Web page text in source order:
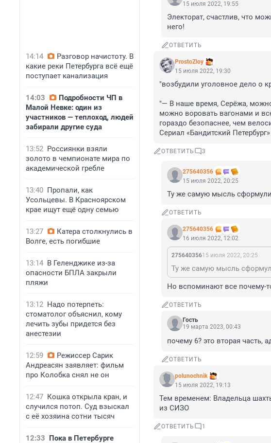
14:14
Разговор начистоту. В
какие реки Петербурга всё ещё
поступает канализация
14:03
Подробности ЧП в
Малой Невке: один из
участников — теплоход, людей
забирали другие суда
13:52 Россиянки взяли
золото в чемпионате мира по
академической гребле
13:40 Пропали, как
Усольцевы. В Красноярском
крае ищут ещё одну семью
13:27
Катера столкнулись в
Волге, есть погибшие
13:14 В Геленджике из-за
опасности БПЛА закрыли
пляжи
13:12 Надо потерпеть:
стоматолог объяснил, кому
лечить зубы придется без
анестезии
12:59
Режиссер Сарик
Андреасян заявляет: фильм
про Колобка снял не он
12:47 Кошка открыла кран, и
случился потоп. Суд взыскал
с её хозяина сотни тысяч
12:33 Пока в Петербурге
15 июля 2022, 19:55
Электорат, счастлив, что
него!
ОТВЕТИТЬ
ProstoZloy
15 июля 2022, 19:30
"возбудили уголовное дело о
"— В наше время, Серёжа,
можно воровать вагонами и
гораздо безопаснее, чем
Сериал «Бандитский
ОТВЕТИТЬ 3
275640356
15 июля 2022, 20:25
Ту же самую мысль
ОТВЕТИТЬ
275640356
16 июля 2022, 12:02
27564035615 июля 2022, 20:25
Ту же самую мысль
Но вспоминают все почему-
ОТВЕТИТЬ
Гость
19 марта 2023, 00:43
почему 6? это вторая часть,
ОТВЕТИТЬ
polunochnik
15 июля 2022, 19:13
Тем временем: Владельца
из СИЗО
ОТВЕТИТЬ 1